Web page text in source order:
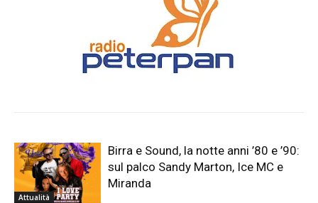
Attualità
Birra e Sound, la notte anni ’80 e ’90:
sul palco Sandy Marton, Ice MC e
Miranda